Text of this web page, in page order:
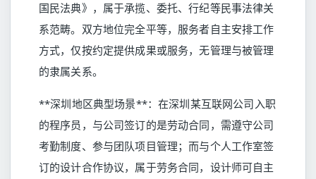
国民法典》，属于承揽、委托、行纪等民事法律关
系范畴。双方地位完全平等，服务者自主安排工作
方式，仅按约定提供成果或服务，无管理与被管理
的隶属关系。
**深圳地区典型场景**：在深圳某互联网公司入职
的程序员，与公司签订的是劳动合同，需遵守公司
考勤制度、参与团队项目管理；而与个人工作室签
订的设计合作协议，属于劳务合同，设计师可自主